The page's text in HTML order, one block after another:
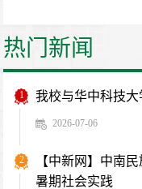
热门新闻
1 我校与华中科技
2026-07-06
2
【中新网】中南
暑期社会实践